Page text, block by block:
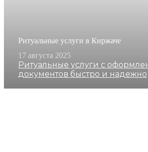
Ритуальные услуги в Киржаче
17 августа 2025
Ритуальные услуги с
документов быстро и надежно